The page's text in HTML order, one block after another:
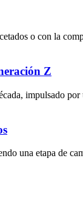
o con la
Z
impulsado
una etapa de